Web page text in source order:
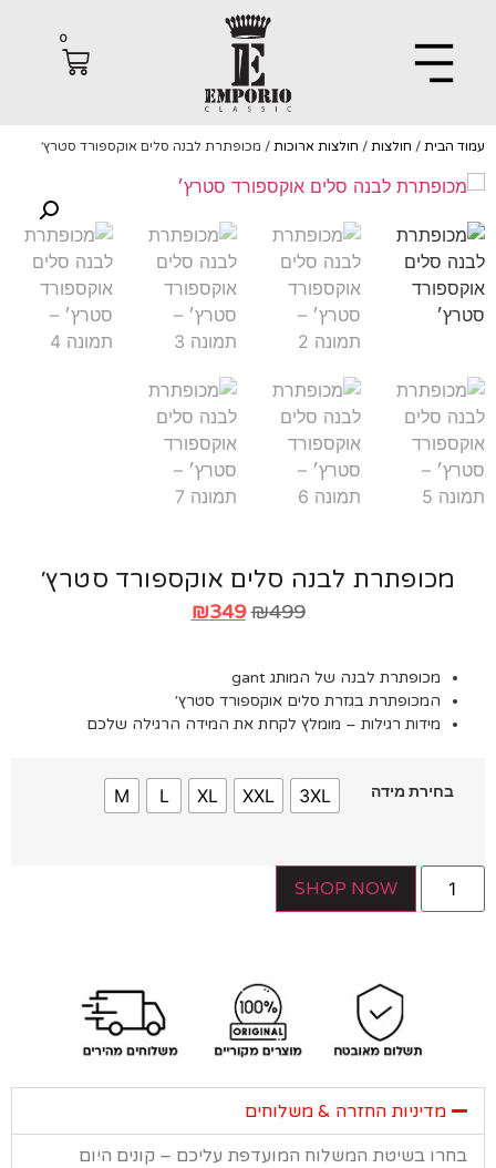
הבית/חולצות /חולצות ארוכות/ מכופתרת לבנה סלים אוקספורד סטרץ׳
מכופתרת לבנה סלים אוקספורד סטרץ׳
₪
₪349
מכופתרת לבנה של המותג gant
המכופתרת בגזרת סלים אוקספורד סטרץ׳
מידות רגילות – מומלץ לקחת את המידה הרגילה שלכם
בחירת מידה XXL
XL
L
M
SHOP NOW
מדיניות החזרה & משלוחים
בשיטת המשלוח המועדפת עליכם – קונים היום